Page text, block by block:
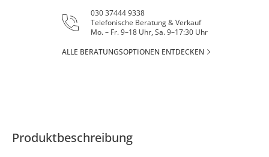
030 37444 9338
Telefonische Beratung & Verkauf
Mo. – Fr. 9–18 Uhr, Sa. 9–17:30 Uhr
ALLE BERATUNGSOPTIONEN ENTDECKEN
Produktbeschreibung